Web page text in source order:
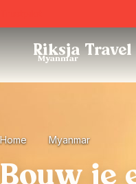
Riksja Travel
Myanmar
Home Myanmar